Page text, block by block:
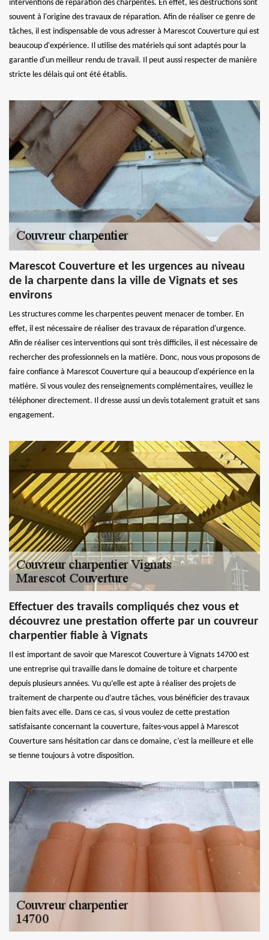
interventions de réparation des charpentes. En effet, les destructions sont
souvent à l'origine des travaux de réparation. Afin de réaliser ce genre de
tâches, il est indispensable de vous adresser à Marescot Couverture qui est
beaucoup d'expérience. Il utilise des matériels qui sont adaptés pour la
garantie d'un meilleur rendu de travail. Il peut aussi respecter de manière
stricte les délais qui ont été établis.
Marescot Couverture et les urgences au niveau
de la charpente dans la ville de Vignats et ses
environs
Les structures comme les charpentes peuvent menacer de tomber. En
effet, il est nécessaire de réaliser des travaux de réparation d'urgence.
Afin de réaliser ces interventions qui sont très difficiles, il est nécessaire de
rechercher des professionnels en la matière. Donc, nous vous proposons de
faire confiance à Marescot Couverture qui a beaucoup d'expérience en la
matière. Si vous voulez des renseignements complémentaires, veuillez le
téléphoner directement. Il dresse aussi un devis totalement gratuit et sans
engagement.
Effectuer des travails compliqués chez vous et
découvrez une prestation offerte par un couvreur
charpentier fiable à Vignats
Il est important de savoir que Marescot Couverture à Vignats 14700 est
une entreprise qui travaille dans le domaine de toiture et charpente
depuis plusieurs années. Vu qu’elle est apte à réaliser des projets de
traitement de charpente ou d’autre tâches, vous bénéficier des travaux
bien faits avec elle. Dans ce cas, si vous voulez de cette prestation
satisfaisante concernant la couverture, faites-vous appel à Marescot
Couverture sans hésitation car dans ce domaine, c’est la meilleure et elle
se tienne toujours à votre disposition.